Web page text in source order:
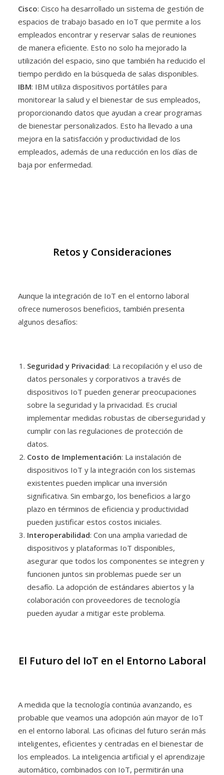
Cisco: Cisco ha desarrollado un sistema de gestión de
espacios de trabajo basado en IoT que permite a los
empleados encontrar y reservar salas de reuniones
de manera eficiente. Esto no solo ha mejorado la
utilización del espacio, sino que también ha reducido el
tiempo perdido en la búsqueda de salas disponibles.
IBM: IBM utiliza dispositivos portátiles para
monitorear la salud y el bienestar de sus empleados,
proporcionando datos que ayudan a crear programas
de bienestar personalizados. Esto ha llevado a una
mejora en la satisfacción y productividad de los
empleados, además de una reducción en los días de
baja por enfermedad.
Retos y Consideraciones
Aunque la integración de IoT en el entorno laboral
ofrece numerosos beneficios, también presenta
algunos desafíos:
Seguridad y Privacidad: La recopilación y el uso de
datos personales y corporativos a través de
dispositivos IoT pueden generar preocupaciones
sobre la seguridad y la privacidad. Es crucial
implementar medidas robustas de ciberseguridad y
cumplir con las regulaciones de protección de
datos.
Costo de Implementación: La instalación de
dispositivos IoT y la integración con los sistemas
existentes pueden implicar una inversión
significativa. Sin embargo, los beneficios a largo
plazo en términos de eficiencia y productividad
pueden justificar estos costos iniciales.
Interoperabilidad: Con una amplia variedad de
dispositivos y plataformas IoT disponibles,
asegurar que todos los componentes se integren y
funcionen juntos sin problemas puede ser un
desafío. La adopción de estándares abiertos y la
colaboración con proveedores de tecnología
pueden ayudar a mitigar este problema.
El Futuro del IoT en el Entorno Laboral
A medida que la tecnología continúa avanzando, es
probable que veamos una adopción aún mayor de IoT
en el entorno laboral. Las oficinas del futuro serán más
inteligentes, eficientes y centradas en el bienestar de
los empleados. La inteligencia artificial y el aprendizaje
automático, combinados con IoT, permitirán una